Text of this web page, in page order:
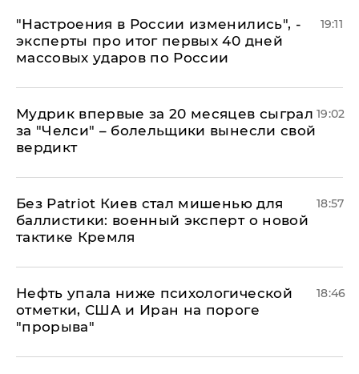
"Настроения в России изменились", -
эксперты про итог первых 40 дней
массовых ударов по России
19:11
Мудрик впервые за 20 месяцев сыграл
за "Челси" – болельщики вынесли свой
вердикт
19:02
​Без Patriot Киев стал мишенью для
баллистики: военный эксперт о новой
тактике Кремля
18:57
Нефть упала ниже психологической
отметки, США и Иран на пороге
"прорыва"
18:46